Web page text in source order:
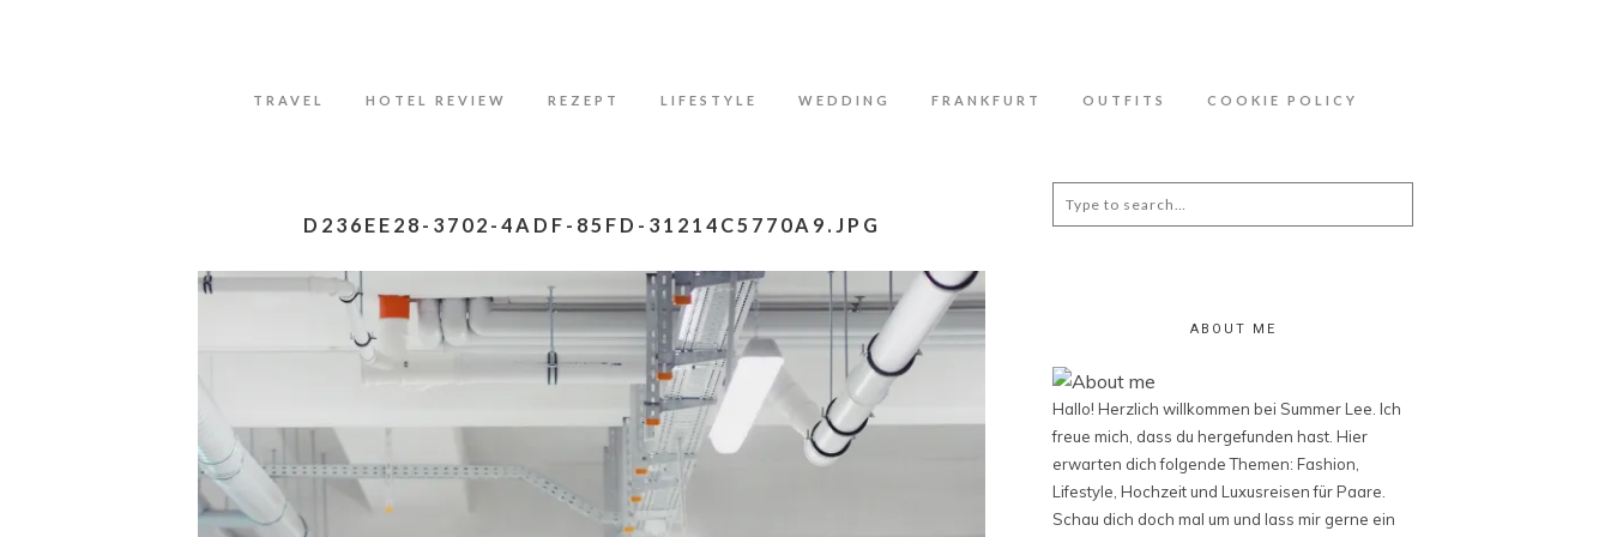
TRAVEL HOTEL REVIEW REZEPT LIFESTYLE WEDDING FRANKFURT OUTFITS COOKIE POLICY
D236EE28-3702-4ADF-85FD-31214C5770A9.JPG
Search
for:
ABOUT ME
Hallo! Herzlich willkommen bei Summer Lee. Ich
freue mich, dass du hergefunden hast. Hier
erwarten dich folgende Themen: Fashion,
Lifestyle, Hochzeit und Luxusreisen für Paare.
Schau dich doch mal um und lass mir gerne ein